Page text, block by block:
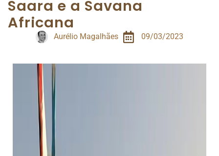
Saara e a Savana
Africana
Aurélio Magalhães 09/03/2023